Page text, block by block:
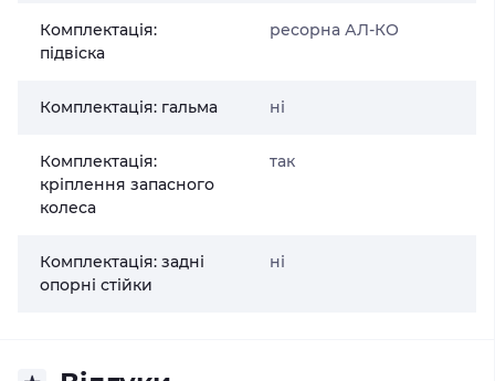
Комплектація:
підвіска
ресорна АЛ-КО
Комплектація: гальма ні
Комплектація:
кріплення запасного
колеса
так
Комплектація: задні
опорні стійки
ні